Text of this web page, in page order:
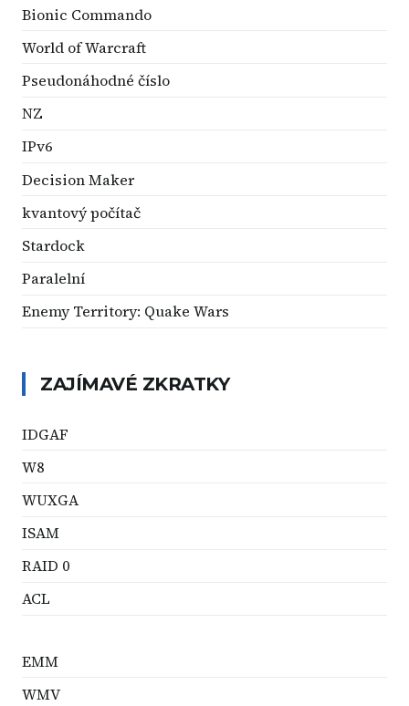
Bionic Commando
World of Warcraft
Pseudonáhodné číslo
NZ
IPv6
Decision Maker
kvantový počítač
Stardock
Paralelní
Enemy Territory: Quake Wars
ZAJÍMAVÉ ZKRATKY
IDGAF
W8
WUXGA
ISAM
RAID 0
ACL
EMM
WMV